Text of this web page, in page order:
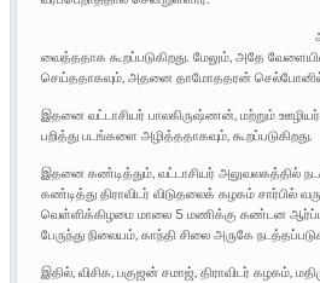
வைத்ததாக கூறப்படுகிறது. மேலும், அதே
செய்ததாகவும், அதனை தாமோததரன் செல்போனில்
இதனை வட்டாசியர் பாலகிருஷ்ணன், மற்றும்
பறித்து படங்களை அழித்ததாகவும், கூறப்படுகிறது.
இதனை கண்டித்தும், வட்டாசியர் அலுவலகத்தில்
கண்டித்து திராவிடர் விடுதலைக் கழகம் சார்பில்
வெள்ளிக்கிழமை மாலை 5 மணிக்கு கண்டன
பேருந்து நிலையம், காந்தி சிலை அருகே
இதில், விசிக, பகுஜன் சமாஜ், திராவிடர் கழகம்,